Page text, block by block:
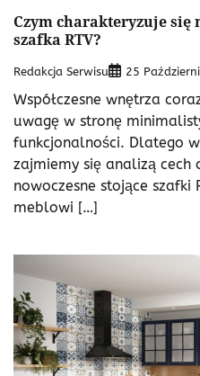
Czym charakteryzuje się
szafka RTV?
Redakcja Serwisu 25
Współczesne wnętrza
uwagę w stronę
funkcjonalności. Dlatego
zajmiemy się analizą cech
nowoczesne stojące szafki
meblowi […]